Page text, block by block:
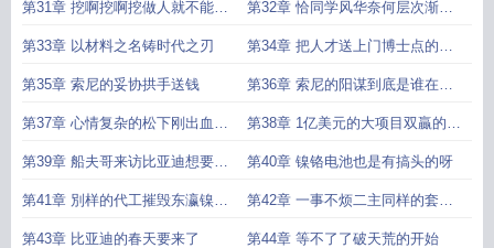
了一帮人
第31章 挖啊挖啊挖做人就不能客
气
第32章 恰同学风华奈何层次渐远
无言以对
第33章 以材料之名铸时代之刃 第34章 把人才送上门博士点的设
立
第35章 索尼的妥协拱手送钱 第36章 索尼的阳谋到底是谁在谋
划谁
第37章 心情复杂的松下刚出血又
要被放血
第38章 1亿美元的大项目双贏的选
择
第39章 船夫哥来访比亚迪想要干
什么
第40章 镍铬电池也是有搞头的呀
第41章 別样的代工摧毁东瀛镍铬
电池產业
第42章 一事不烦二主同样的套路
开搞
第43章 比亚迪的春天要来了 第44章 等不了了破天荒的开始